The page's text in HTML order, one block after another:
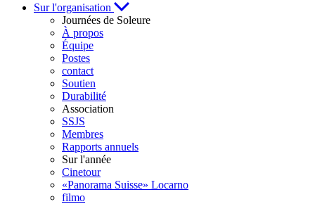
Sur l'organisation
Journées de Soleure
À propos
Équipe
Postes
contact
Soutien
Durabilité
Association
SSJS
Membres
Rapports annuels
Sur l'année
Cinetour
«Panorama Suisse» Locarno
filmo